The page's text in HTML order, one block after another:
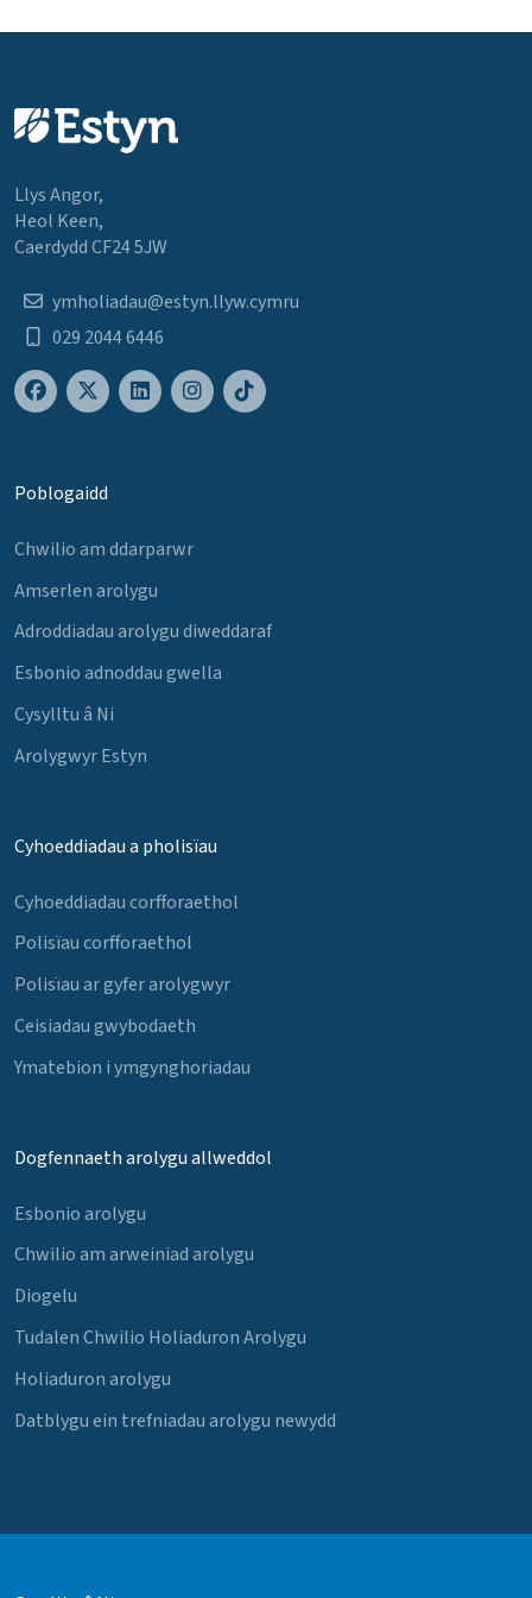
Llys Angor,
Heol Keen,
Caerdydd CF24 5JW
ymholiadau@estyn.llyw.cymru
029 2044 6446
Poblogaidd
Chwilio am ddarparwr
Amserlen arolygu
Adroddiadau arolygu diweddaraf
Esbonio adnoddau gwella
Cysylltu â Ni
Arolygwyr Estyn
Cyhoeddiadau a pholisïau
Cyhoeddiadau corfforaethol
Polisïau corfforaethol
Polisïau ar gyfer arolygwyr
Ceisiadau gwybodaeth
Ymatebion i ymgynghoriadau
Dogfennaeth arolygu allweddol
Esbonio arolygu
Chwilio am arweiniad arolygu
Diogelu
Tudalen Chwilio Holiaduron Arolygu
Holiaduron arolygu
Datblygu ein trefniadau arolygu newydd